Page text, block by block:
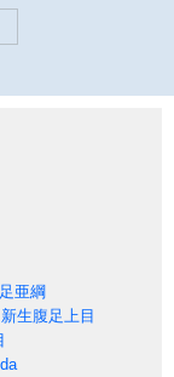
亜綱
新生腹足上目